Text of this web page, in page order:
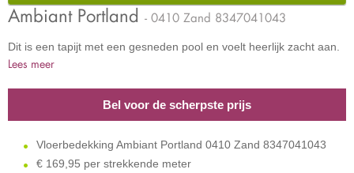
Ambiant Portland - 0410 Zand 8347041043
Dit is een tapijt met een gesneden pool en voelt heerlijk zacht aan.
Lees meer
Bel voor de scherpste prijs
Vloerbedekking Ambiant Portland 0410 Zand 8347041043
€ 169,95 per strekkende meter